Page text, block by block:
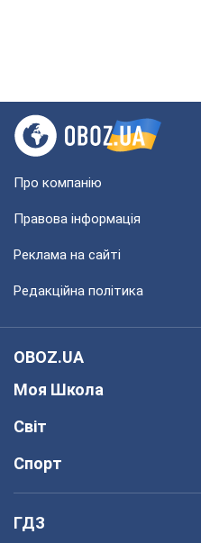
Про компанію
Правова інформація
Реклама на сайті
Редакційна політика
OBOZ.UA
Моя Школа
Світ
Спорт
ГДЗ